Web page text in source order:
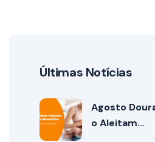
Últimas Notícias
Agosto
o Aleitam…